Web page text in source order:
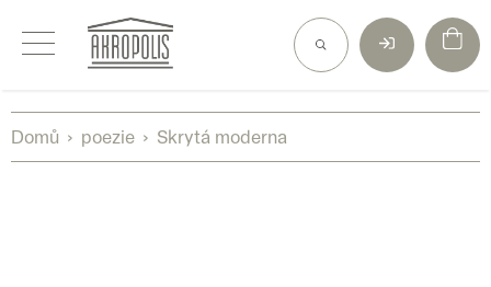
Domů poezie Skrytá moderna